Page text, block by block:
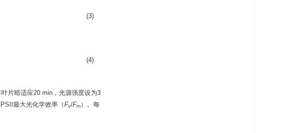
(3)
(4)
片暗适应20 min，光源强度设为3
最大光化学效率（Fv/Fm）。每